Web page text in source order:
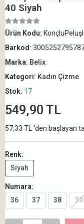
40 Siyah
Ürün Kodu:
Barkod:
Marka: Belix
Kategori: Kadın Çizme
Stok: 17
549,90 TL
57,33 TL 'den başlayan
Renk:
Siyah
Numara:
36
37 38 39